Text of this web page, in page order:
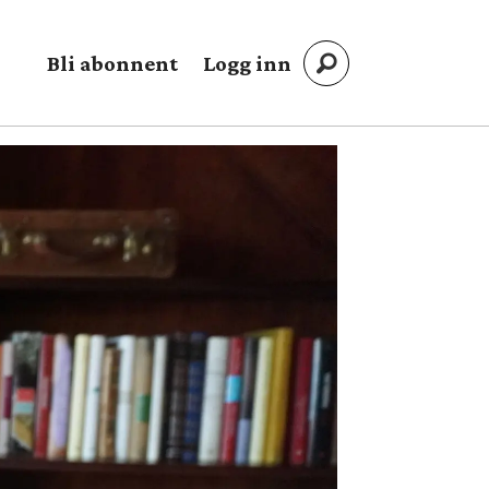
Bli abonnent Logg inn